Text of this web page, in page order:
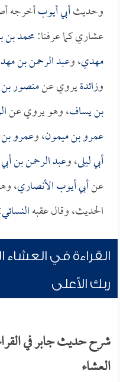
وحديثأبي أيوبأخرجه
عشاري كما عرفنا:محمد بن
مهدي، وعبد الرحمن بن
وزائدةيروي عنمنصور بن
بن يساف، وهو يروي عن
عمرو بن ميمون، وعمرو
أبي ليلى، وعبد الرحمن بن
عنأبي أيوب الأنصاري،
الحديث، وقال عقبهالنسائي
القراءة في
ربك الأعلى
شرح حديث جابر في
العشاء